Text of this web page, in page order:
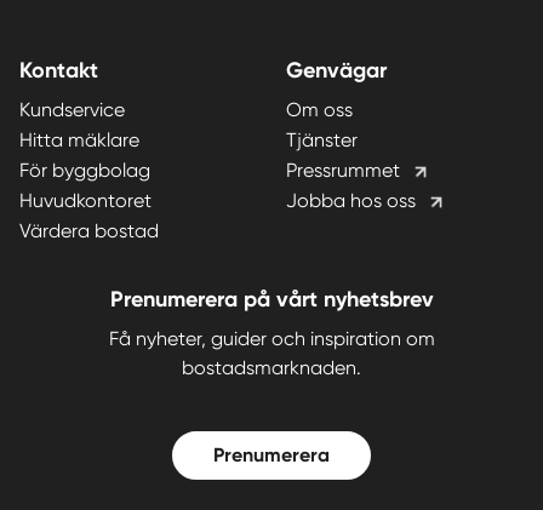
Kontakt
Kundservice
Hitta mäklare
För byggbolag
Huvudkontoret
Värdera bostad
Genvägar
Om oss
Tjänster
Pressrummet
Jobba hos oss
Prenumerera på vårt nyhetsbrev
Få nyheter, guider och inspiration om
bostadsmarknaden.
Prenumerera